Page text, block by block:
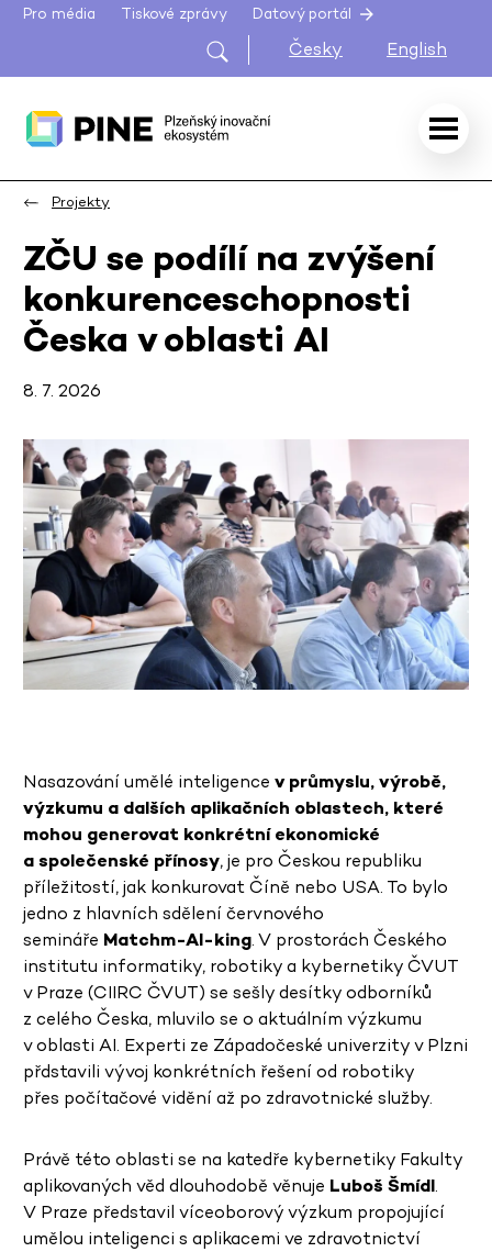
Pro média Tiskové zprávy Datový portál
Česky English
Projekty
ZČU se podílí na zvýšení
konkurenceschopnosti
Česka v oblasti AI
8. 7. 2026
Nasazování umělé inteligence v průmyslu, výrobě,
výzkumu a dalších aplikačních oblastech, které
mohou generovat konkrétní ekonomické
a společenské přínosy, je pro Českou republiku
příležitostí, jak konkurovat Číně nebo USA. To bylo
jedno z hlavních sdělení červnového
semináře Matchm-AI-king. V prostorách Českého
institutu informatiky, robotiky a kybernetiky ČVUT
v Praze (CIIRC ČVUT) se sešly desítky odborníků
z celého Česka, mluvilo se o aktuálním výzkumu
v oblasti AI. Experti ze Západočeské univerzity v Plzni
přdstavili vývoj konkrétních řešení od robotiky
přes počítačové vidění až po zdravotnické služby.
Právě této oblasti se na katedře kybernetiky Fakulty
aplikovaných věd dlouhodobě věnuje Luboš Šmídl.
V Praze představil víceoborový výzkum propojující
umělou inteligenci s aplikacemi ve zdravotnictví